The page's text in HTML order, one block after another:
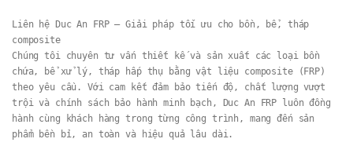
Liên hệ Duc An FRP — Giải pháp tối ưu cho bồn, bể, tháp
composite
Chúng tôi chuyên tư vấn thiết kế và sản xuất các loại bồn
chứa, bể xử lý, tháp hấp thụ bằng vật liệu composite (FRP)
theo yêu cầu. Với cam kết đảm bảo tiến độ, chất lượng vượt
trội và chính sách bảo hành minh bạch, Duc An FRP luôn đồng
hành cùng khách hàng trong từng công trình, mang đến sản
phẩm bền bỉ, an toàn và hiệu quả lâu dài.